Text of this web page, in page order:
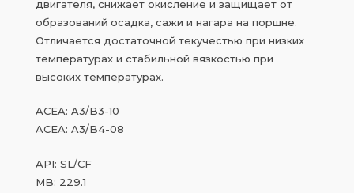
двигателя, снижает окисление и защищает от
образований осадка, сажи и нагара на поршне.
Отличается достаточной текучестью при низких
температурах и стабильной вязкостью при
высоких температурах.
ACEA: A3/B3-10
ACEA: A3/B4-08
API: SL/CF
MB: 229.1